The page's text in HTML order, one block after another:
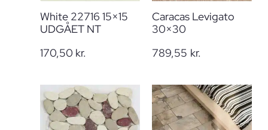
White 22716 15×15
UDGÅET NT
170,50 kr.
Caracas Levigato
30×30
789,55 kr.